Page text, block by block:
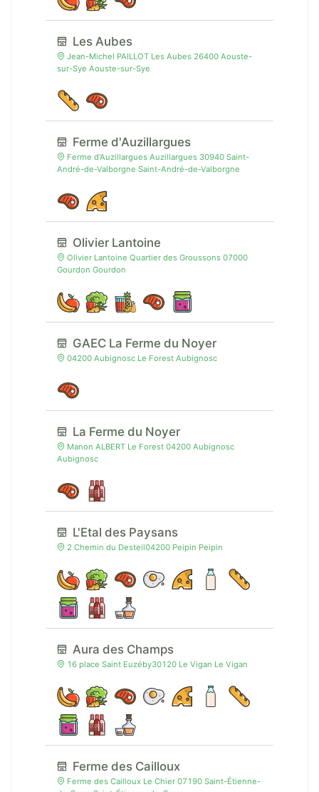
Les Aubes
Jean-Michel PAILLOT Les Aubes 26400 Aouste-
sur-Sye Aouste-sur-Sye
Ferme d'Auzillargues
Ferme d'Auzillargues Auzillargues 30940 Saint-
André-de-Valborgne Saint-André-de-Valborgne
Olivier Lantoine
Olivier Lantoine Quartier des Groussons 07000
Gourdon Gourdon
GAEC La Ferme du Noyer
04200 Aubignosc Le Forest Aubignosc
La Ferme du Noyer
Manon ALBERT Le Forest 04200 Aubignosc
Aubignosc
L'Etal des Paysans
2 Chemin du Desteil04200 Peipin Peipin
Aura des Champs
16 place Saint Euzéby30120 Le Vigan Le Vigan
Ferme des Cailloux
Ferme des Cailloux Le Chier 07190 Saint-Étienne-